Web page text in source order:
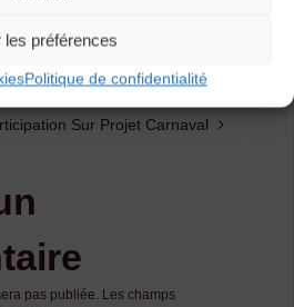
les préférences
Politique de confidentialité
Sur Projet Carnaval
pas publiée. Les champs